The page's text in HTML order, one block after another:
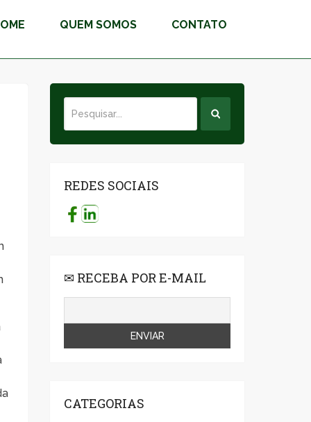
QUEM SOMOS CONTATO
REDES SOCIAIS
✉ RECEBA POR E-MAIL
CATEGORIAS